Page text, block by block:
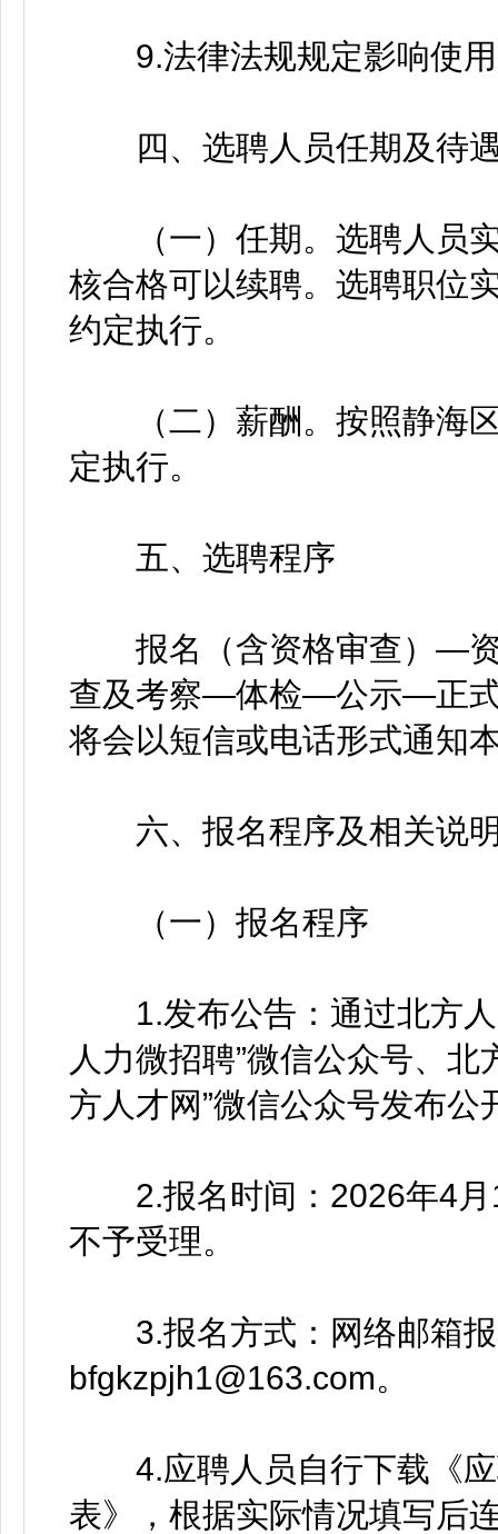
9.法律法规规定影响使用
四、选聘人员任期及待
（一）任期。选聘人员实
核合格可以续聘。选聘职位
约定执行。
（二）薪酬。按照静海区
定执行。
五、选聘程序
报名（含资格审查）—
查及考察—体检—公示—正式
将会以短信或电话形式通知
六、报名程序及相关说
（一）报名程序
1.发布公告：通过北方人
人力微招聘”微信公众号、
方人才网”微信公众号发布公
2.报名时间：2026年4月
不予受理。
3.报名方式：网络邮箱报
bfgkzpjh1@163.com。
4.应聘人员自行下载《应
表》，根据实际情况填写后